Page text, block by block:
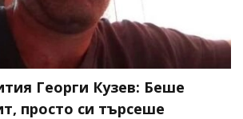
Георги Кузев: Беше
просто си търсеше